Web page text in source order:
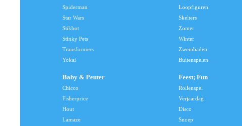
Spiderman
Star Wars
Stikbot
Stinky Pets
Transformers
Yokai
Baby & Peuter
Chicco
Fisherprice
Hout
Lamaze
Loopfiguren
Skelters
Zomer
Winter
Zwembaden
Buitenspelen
Feest; Fun
Rollenspel
Verjaardag
Disco
Snoep